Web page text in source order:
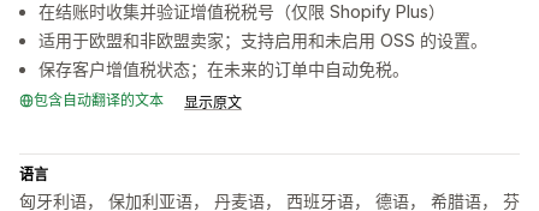
在结账时收集并验证增值税税号（仅限 Shopify Plus）
适用于欧盟和非欧盟卖家；支持启用和未启用 OSS 的设置。
保存客户增值税状态；在未来的订单中自动免税。
包含自动翻译的文本 显示原文
语言
匈牙利语， 保加利亚语， 丹麦语， 西班牙语， 德语， 希腊语， 芬